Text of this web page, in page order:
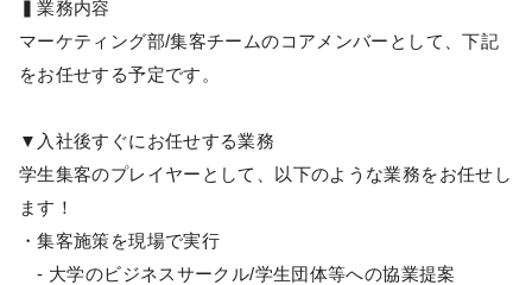
▍業務内容
マーケティング部/集客チームのコアメンバーとして、下記
をお任せする予定です。
▼入社後すぐにお任せする業務
学生集客のプレイヤーとして、以下のような業務をお任せし
ます！
・集客施策を現場で実行
- 大学のビジネスサークル/学生団体等への協業提案